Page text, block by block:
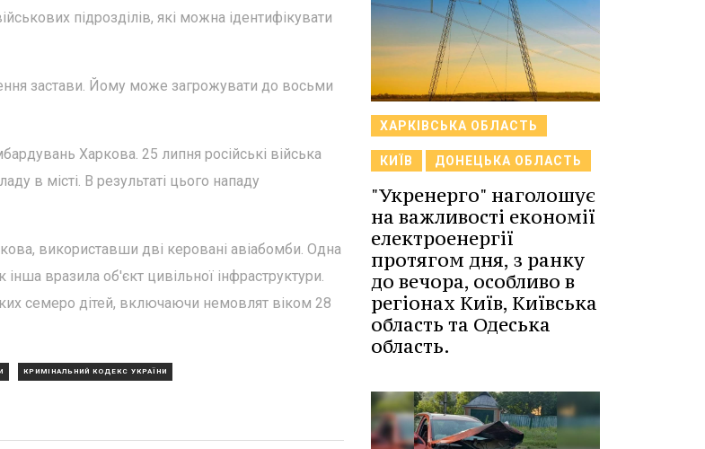
підрозділів, які можна ідентифікувати
застави. Йому може загрожувати до восьми
Харкова. 25 липня російські війська
в місті. В результаті цього нападу
використавши дві керовані авіабомби. Одна
вразила об'єкт цивільної інфраструктури.
семеро дітей, включаючи немовлят віком 28
КРИМІНАЛЬНИЙ КОДЕКС УКРАЇНИ
ХАРКІВСЬКА ОБЛАСТЬ
КИЇВ ДОНЕЦЬКА ОБЛАСТЬ
"Укренерго" наголошує
на важливості економії
електроенергії
протягом дня, з ранку
до вечора, особливо в
регіонах Київ, Київська
область та Одеська
область.